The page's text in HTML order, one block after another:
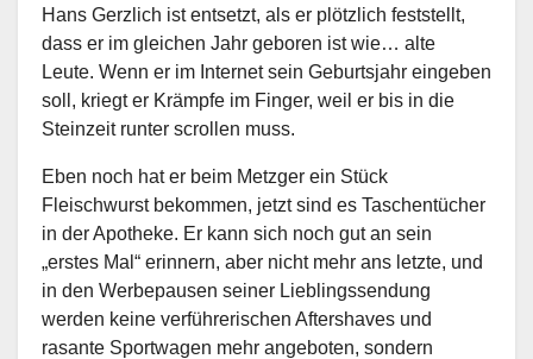
Hans Gerzlich ist entsetzt, als er plötzlich feststellt,
dass er im gleichen Jahr geboren ist wie… alte
Leute. Wenn er im Internet sein Geburtsjahr eingeben
soll, kriegt er Krämpfe im Finger, weil er bis in die
Steinzeit runter scrollen muss.
Eben noch hat er beim Metzger ein Stück
Fleischwurst bekommen, jetzt sind es Taschentücher
in der Apotheke. Er kann sich noch gut an sein
„erstes Mal“ erinnern, aber nicht mehr ans letzte, und
in den Werbepausen seiner Lieblingssendung
werden keine verführerischen Aftershaves und
rasante Sportwagen mehr angeboten, sondern